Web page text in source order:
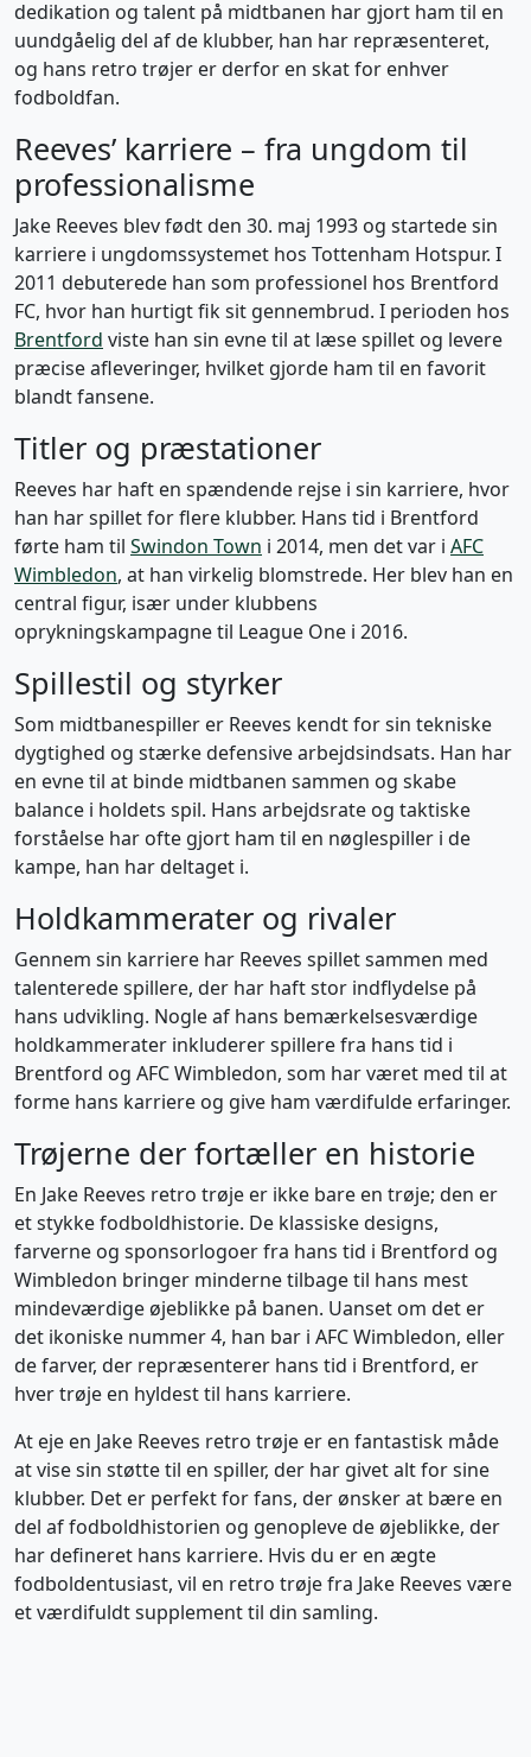
dedikation og talent på midtbanen har gjort ham til en
uundgåelig del af de klubber, han har repræsenteret,
og hans retro trøjer er derfor en skat for enhver
fodboldfan.
Reeves’ karriere – fra ungdom til
professionalisme
Jake Reeves blev født den 30. maj 1993 og startede sin
karriere i ungdomssystemet hos Tottenham Hotspur. I
2011 debuterede han som professionel hos Brentford
FC, hvor han hurtigt fik sit gennembrud. I perioden hos
Brentford viste han sin evne til at læse spillet og levere
præcise afleveringer, hvilket gjorde ham til en favorit
blandt fansene.
Titler og præstationer
Reeves har haft en spændende rejse i sin karriere, hvor
han har spillet for flere klubber. Hans tid i Brentford
førte ham til Swindon Town i 2014, men det var i AFC
Wimbledon, at han virkelig blomstrede. Her blev han en
central figur, især under klubbens
oprykningskampagne til League One i 2016.
Spillestil og styrker
Som midtbanespiller er Reeves kendt for sin tekniske
dygtighed og stærke defensive arbejdsindsats. Han har
en evne til at binde midtbanen sammen og skabe
balance i holdets spil. Hans arbejdsrate og taktiske
forståelse har ofte gjort ham til en nøglespiller i de
kampe, han har deltaget i.
Holdkammerater og rivaler
Gennem sin karriere har Reeves spillet sammen med
talenterede spillere, der har haft stor indflydelse på
hans udvikling. Nogle af hans bemærkelsesværdige
holdkammerater inkluderer spillere fra hans tid i
Brentford og AFC Wimbledon, som har været med til at
forme hans karriere og give ham værdifulde erfaringer.
Trøjerne der fortæller en historie
En Jake Reeves retro trøje er ikke bare en trøje; den er
et stykke fodboldhistorie. De klassiske designs,
farverne og sponsorlogoer fra hans tid i Brentford og
Wimbledon bringer minderne tilbage til hans mest
mindeværdige øjeblikke på banen. Uanset om det er
det ikoniske nummer 4, han bar i AFC Wimbledon, eller
de farver, der repræsenterer hans tid i Brentford, er
hver trøje en hyldest til hans karriere.
At eje en Jake Reeves retro trøje er en fantastisk måde
at vise sin støtte til en spiller, der har givet alt for sine
klubber. Det er perfekt for fans, der ønsker at bære en
del af fodboldhistorien og genopleve de øjeblikke, der
har defineret hans karriere. Hvis du er en ægte
fodboldentusiast, vil en retro trøje fra Jake Reeves være
et værdifuldt supplement til din samling.